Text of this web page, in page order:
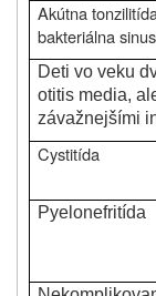
Akútna
bakteriálna
Deti vo veku
otitis media,
závažnejšími
Cystitída
Pyelonefritída